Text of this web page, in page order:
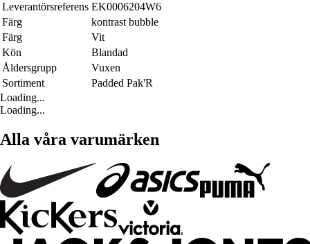
Leverantörsreferens EK0006204W6
Färg
kontrast bubble
Färg
Vit
Kön
Blandad
Åldersgrupp
Vuxen
Sortiment
Padded Pak'R
Loading...
Loading...
Alla våra varumärken